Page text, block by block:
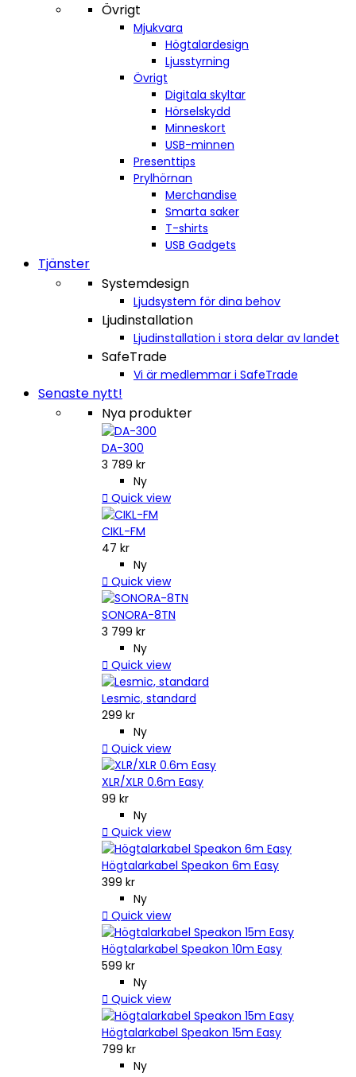
Övrigt
Mjukvara
Högtalardesign
Ljusstyrning
Övrigt
Digitala skyltar
Hörselskydd
Minneskort
USB-minnen
Presenttips
Prylhörnan
Merchandise
Smarta saker
T-shirts
USB Gadgets
Tjänster
Systemdesign
Ljudsystem för dina behov
Ljudinstallation
Ljudinstallation i stora delar av landet
SafeTrade
Vi är medlemmar i SafeTrade
Senaste nytt!
Nya produkter
DA-300
3 789 kr
Ny
 Quick view
CIKL-FM
47 kr
Ny
 Quick view
SONORA-8TN
3 799 kr
Ny
 Quick view
Lesmic, standard
299 kr
Ny
 Quick view
XLR/XLR 0.6m Easy
99 kr
Ny
 Quick view
Högtalarkabel Speakon 6m Easy
399 kr
Ny
 Quick view
Högtalarkabel Speakon 10m Easy
599 kr
Ny
 Quick view
Högtalarkabel Speakon 15m Easy
799 kr
Ny